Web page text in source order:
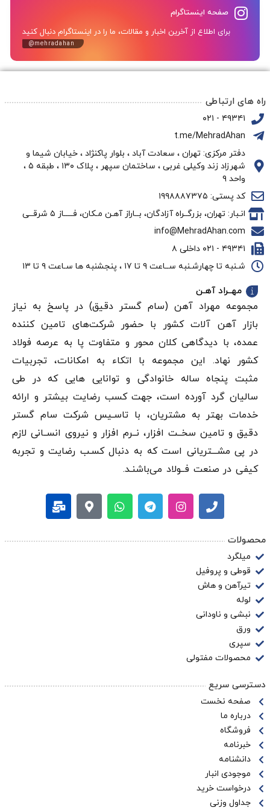
صفحه اینستاگرام
برای اطلاع از آخرین اخبار و مقالات، ما را در اینستاگرام دنبال کنید
@mehradahan
راه های ارتباطی
۴۹۳۴۱ - ۰۲۱
t.me/MehradAhan
دفتر مرکزی: تهران ، سعادت آباد ، بلوار پاکنژاد ، خیابان شیما و
شهرزاد زند وکیلی غربی ، ساختمان سپهر ، پلاک ۱۳۰ ، طبقه ۵ ،
واحد ۹
کد پستی: ۱۹۹۸۸۸۷۳۷۵
انـبار: تهران، بزرگــراه آزادگان، بــاراز آهـن مـکان، فـــــاز ۵ شرقــی
info@MehradAhan.com
۴۹۳۴۱ - ۰۲۱ داخلی ۸
شـنبه تا چهارشـنبه ســاعت ۹ تا ۱۷ ، پنجشنبه ها سـاعت ۹ تا ۱۳
مهــراد آهـن
مجموعه مهراد آهن (سام گستر دقيق) در پاسخ به نیاز
بازار آهن‌ آلات کشور با حضور شرکت‌های تامین کننده
عمده، با دیدگاهی کلان محور و متفاوت پا به عرصه فولاد
کشور نهاد. این مجموعه با اتکاء به امکانات، تجربیات
مثبت پنجاه ساله خانوادگی و توانایی هایی که در طی
سالیان گرد آورده است، جهت کسب رضایت بیشتر و ارائه
خدمات بهتر به مشتریان، با تاسـیس شرکت سام گستر
دقيق و تامین سخــت افزار، نــرم افزار و نیروی انســانی لازم
در پی مشـــتریانی است که به دنبال کسـب رضایت و تجربه
کیفی در صنعت فــولاد می‌باشنـد.
محصولات
میلگرد
قوطی و پروفیل
تیرآهن و هاش
لوله
نبشی و ناودانی
ورق
سپری
محصولات مفتولی
دسترسی سریع
صفحه نخست
درباره ما
فروشگاه
خبرنامه
دانشنامه
موجودی انبار
درخواست خرید
جداول وزنی